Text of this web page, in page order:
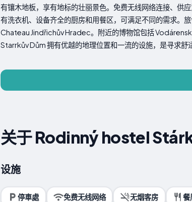
有镶木地板，享有地标的壮丽景色。免费无线网络连接、供
有洗衣机、设备齐全的厨房和用餐区，可满足不同的需求
Chateau Jindřichův Hradec。附近的博物馆包括
Starrkův Dům 拥有优越的地理位置和一流的设施，是寻求舒
关于 Rodinný hostel
设施
停車處 免费无线网络 无烟客房 餐